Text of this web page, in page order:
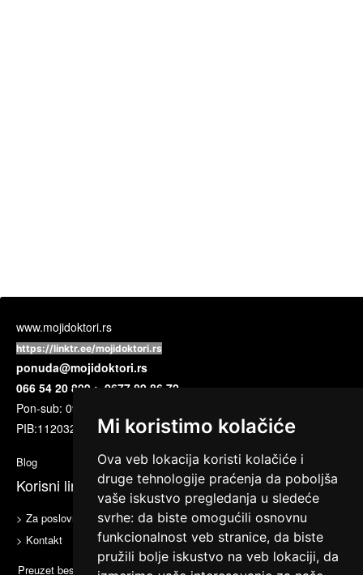
Mi koristimo kolačiće
Ova veb lokacija koristi kolačiće i
druge tehnologije praćenja da poboljša
vaše iskustvo pregledanja u sledeće
svrhe: da biste omogućili osnovnu
funkcionalnost veb stranice, da biste
pružili bolje iskustvo na veb lokaciji, da
www.mojidoktori.rs
https://linktr.ee/mojidoktori.rs
ponuda@mojidoktori.rs
066 54 20 809 ; 0677 89 86 72
Pon-sub: 09:00 do 17:00 časova
PIB:112032720
Blog
Korisni linkovi
> Za poslovne partnere
> Uslovi korišćenja
> Kontakt
Preuzet besplatan kupon Vam omogućava da iskoristite popust na